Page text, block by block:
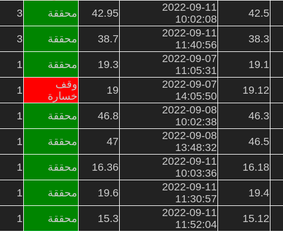
42.5
2022-09-11
10:02:08
42.95 محققة 3
38.3
2022-09-11
11:40:56
38.7 محققة 3
19.1
2022-09-07
11:05:31
19.3 محققة 1
19.12
2022-09-07
14:05:50
19
وقف
خسارة
1
46.3
2022-09-08
10:02:38
46.8 محققة 1
46.5
2022-09-08
13:48:32
47 محققة 1
16.18
2022-09-11
10:03:36
16.36 محققة 1
19.4
2022-09-11
11:30:57
19.6 محققة 1
15.12
2022-09-11
11:52:04
15.3 محققة 1